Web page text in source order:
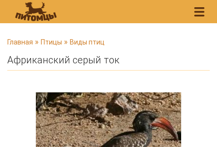
В
ы
з
Главная » Птицы » Виды птиц
Африканский серый ток